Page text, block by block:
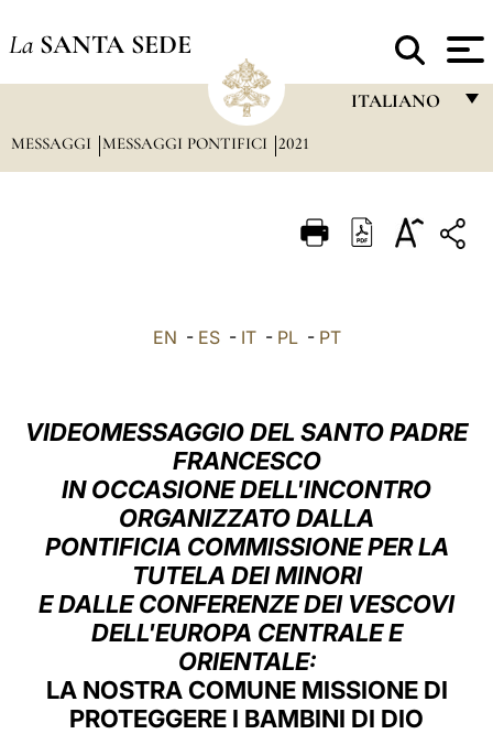
La SANTA SEDE
ITALIANO
ITALIANO
العربيّة
中文
LATINE
MESSAGGI MESSAGGI PONTIFICI 2021
EN - ES- IT- PL- PT
VIDEOMESSAGGIO DEL SANTO PADRE
FRANCESCO
IN OCCASIONE DELL'INCONTRO
ORGANIZZATO DALLA
PONTIFICIA COMMISSIONE PER LA
TUTELA DEI MINORI
E DALLE CONFERENZE DEI VESCOVI
DELL'EUROPA CENTRALE E
ORIENTALE:
LA NOSTRA COMUNE MISSIONE DI
PROTEGGERE I BAMBINI DI DIO